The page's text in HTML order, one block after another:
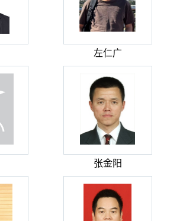
左仁广
张金阳